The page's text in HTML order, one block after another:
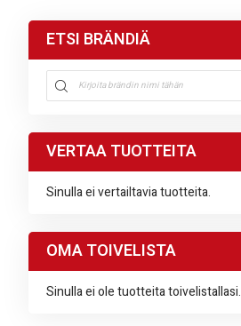
ETSI BRÄNDIÄ
VERTAA TUOTTEITA
Sinulla ei vertailtavia tuotteita.
OMA TOIVELISTA
Sinulla ei ole tuotteita toivelistallasi.